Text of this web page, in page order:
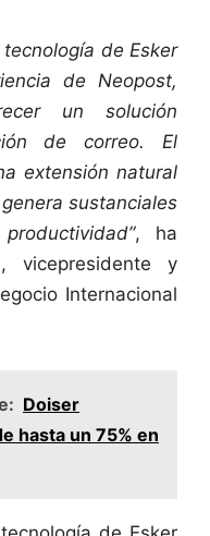
de Esker
de Neopost,
un solución
de correo. El
extensión natural
sustanciales
, ha
vicepresidente y
Internacional
Doiser
hasta un 75% en